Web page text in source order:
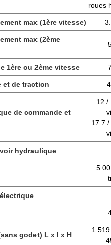
roues
max (1ère vitesse)
max (2ème
1ère ou 2ème vitesse
et de traction
de commande et
12 /
17.7
hydraulique
godet) L x l x H
1